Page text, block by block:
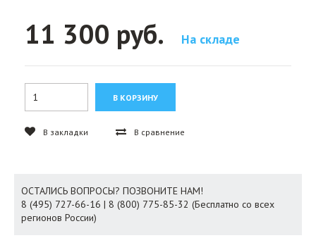
11 300 руб. На складе
В закладки В сравнение
ОСТАЛИСЬ ВОПРОСЫ? ПОЗВОНИТЕ НАМ!
8 (495) 727-66-16 | 8 (800) 775-85-32 (Бесплатно со всех
регионов России)